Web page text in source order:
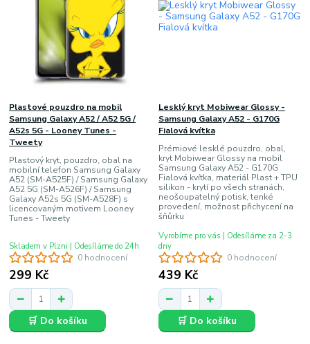
0 hodnocení
Plastové pouzdro na mobil
Samsung Galaxy A52 / A52 5G /
A52s 5G - Looney Tunes -
Tweety
Plastový kryt, pouzdro, obal na
mobilní telefon Samsung Galaxy
A52 (SM-A525F) / Samsung Galaxy
A52 5G (SM-A526F) / Samsung
Galaxy A52s 5G (SM-A528F) s
licencovaným motivem Looney
Tunes - Tweety
299 Kč
Skladem v Plzni | Odesíláme do 24h
🛒 Do košíku
0 hodnocení
Lesklý kryt Mobiwear Glossy -
Samsung Galaxy A52 - G170G
Fialová kvítka
Prémiové lesklé pouzdro, obal,
kryt Mobiwear Glossy na mobil
Samsung Galaxy A52 - G170G
Fialová kvítka, materiál Plast + TPU
silikon - krytí po všech stranách,
neošoupatelný potisk, tenké
provedení, možnost přichycení na
šňůrku
439 Kč
Vyrobíme pro vás | Odesíláme za 2-3
dny
🛒 Do košíku